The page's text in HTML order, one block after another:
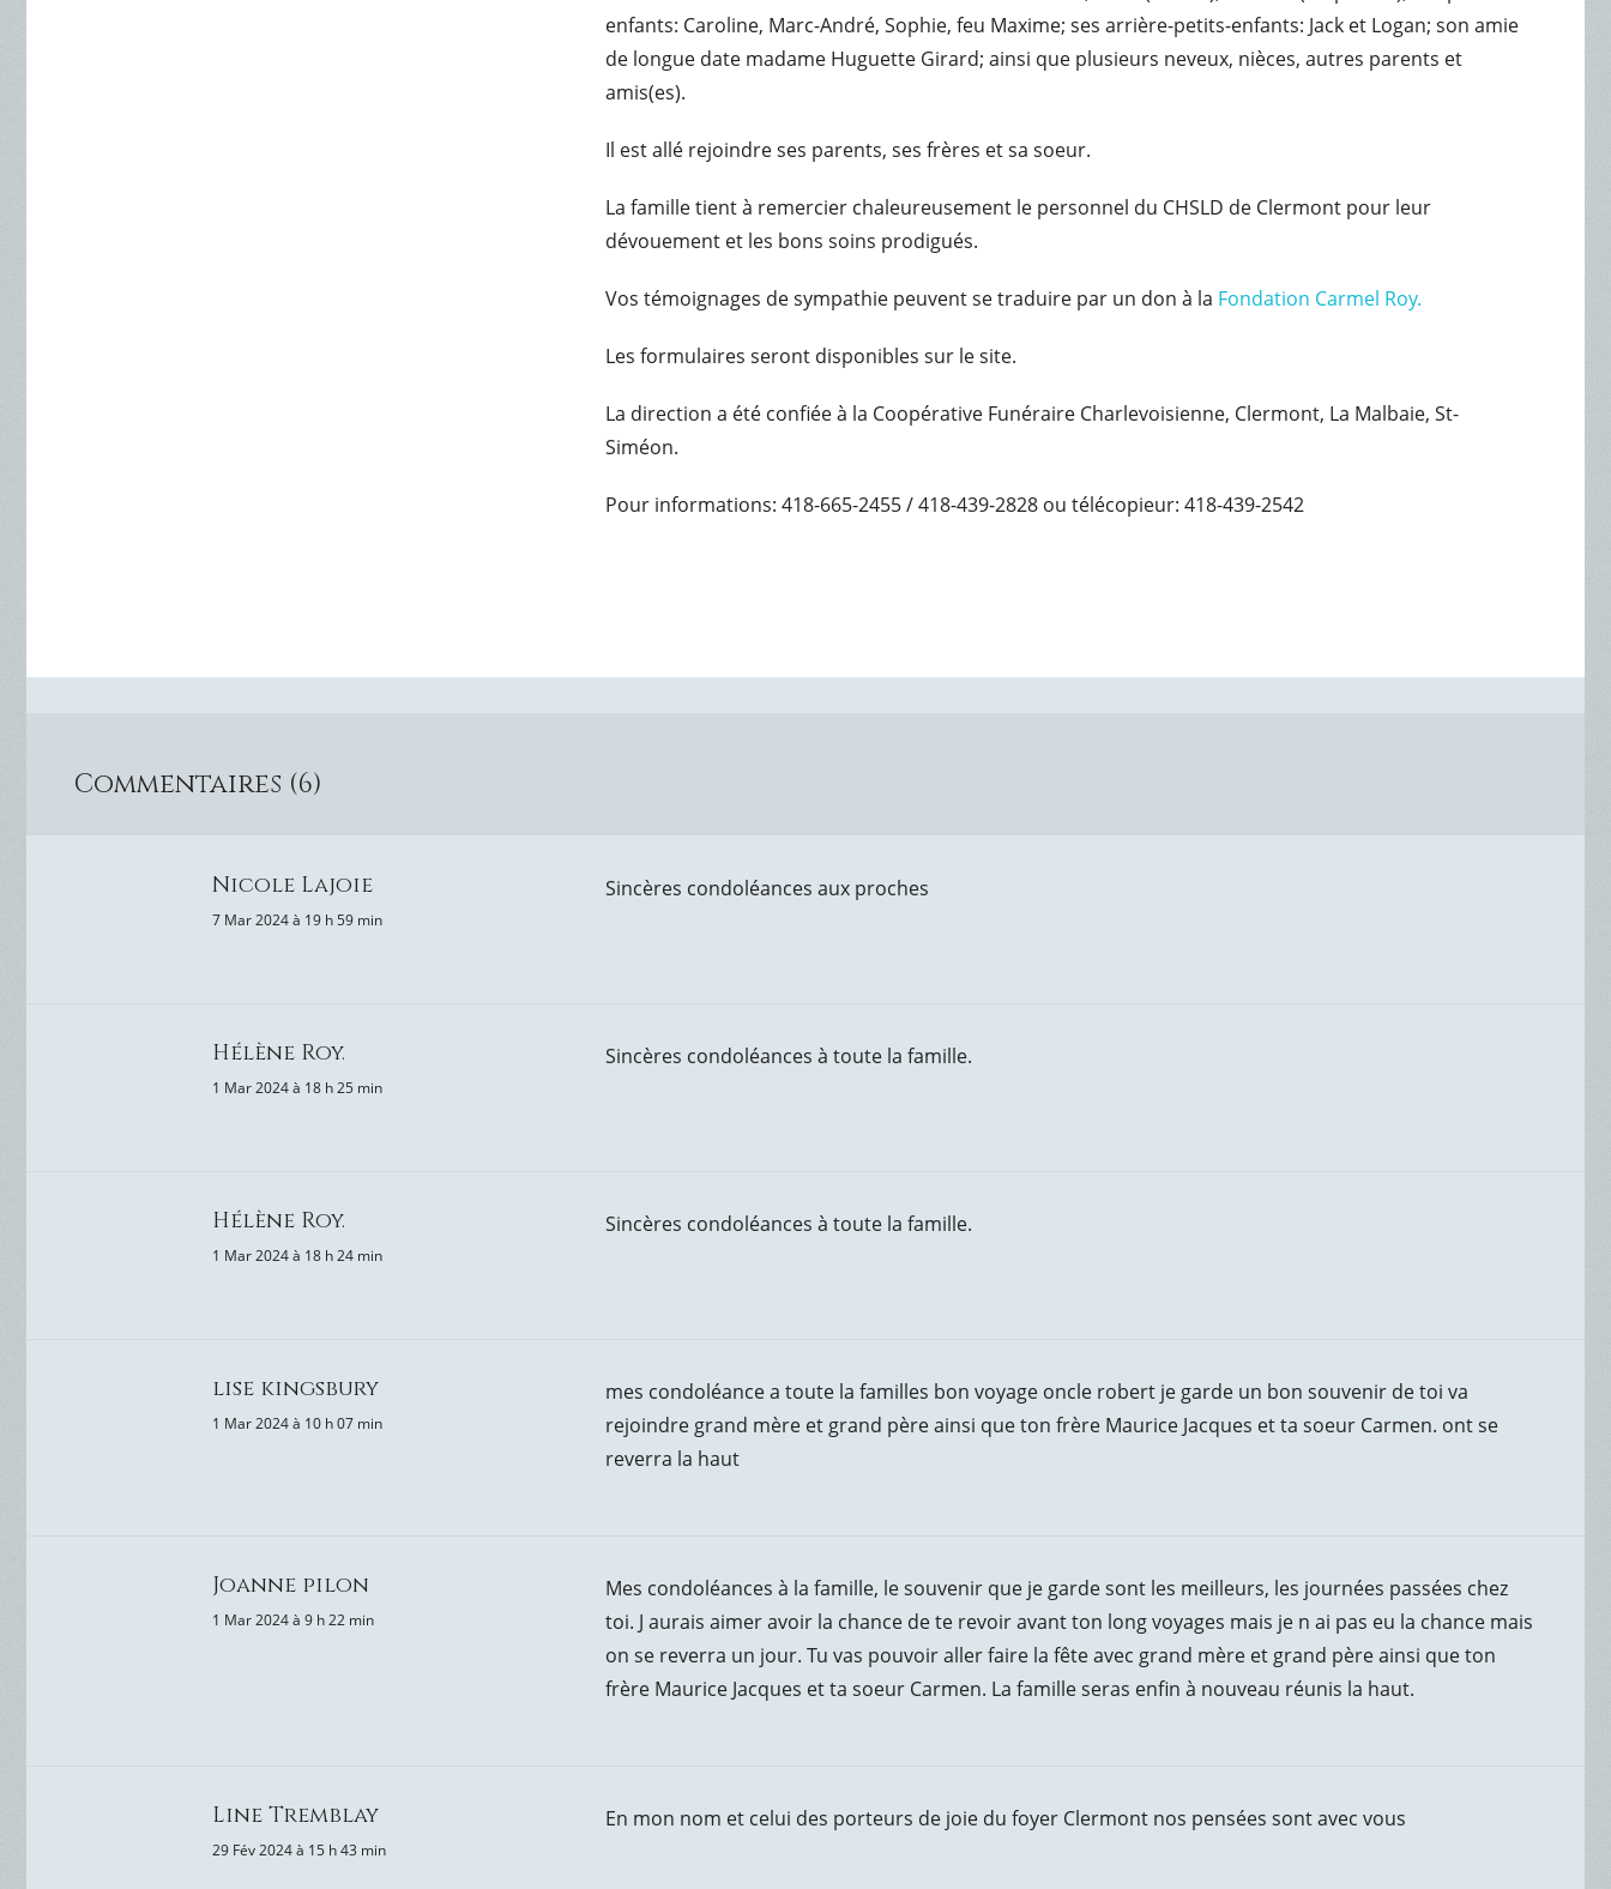
enfants: Caroline, Marc-André, Sophie, feu Maxime; ses arrière-petits-enfants: Jack et Logan; son amie
de longue date madame Huguette Girard; ainsi que plusieurs neveux, nièces, autres parents et
amis(es).
Il est allé rejoindre ses parents, ses frères et sa soeur.
La famille tient à remercier chaleureusement le personnel du CHSLD de Clermont pour leur
dévouement et les bons soins prodigués.
Vos témoignages de sympathie peuvent se traduire par un don à la Fondation Carmel Roy.
Les formulaires seront disponibles sur le site.
La direction a été confiée à la Coopérative Funéraire Charlevoisienne, Clermont, La Malbaie, St-
Siméon.
Pour informations: 418-665-2455 / 418-439-2828 ou télécopieur: 418-439-2542
Commentaires (6)
Nicole Lajoie
7 Mar 2024 à 19 h 59 min
Sincères condoléances aux proches
Hélène Roy.
1 Mar 2024 à 18 h 25 min
Sincères condoléances à toute la famille.
Hélène Roy.
1 Mar 2024 à 18 h 24 min
Sincères condoléances à toute la famille.
lise kingsbury
1 Mar 2024 à 10 h 07 min
mes condoléance a toute la familles bon voyage oncle robert je garde un bon souvenir de toi va
rejoindre grand mère et grand père ainsi que ton frère Maurice Jacques et ta soeur Carmen. ont se
reverra la haut
Joanne pilon
1 Mar 2024 à 9 h 22 min
Mes condoléances à la famille, le souvenir que je garde sont les meilleurs, les journées passées chez
toi. J aurais aimer avoir la chance de te revoir avant ton long voyages mais je n ai pas eu la chance mais
on se reverra un jour. Tu vas pouvoir aller faire la fête avec grand mère et grand père ainsi que ton
frère Maurice Jacques et ta soeur Carmen. La famille seras enfin à nouveau réunis la haut.
Line Tremblay
29 Fév 2024 à 15 h 43 min
En mon nom et celui des porteurs de joie du foyer Clermont nos pensées sont avec vous